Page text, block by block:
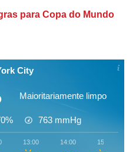
para Copa do Mundo
City
Maioritariamente limpo
763 mmHg
13:00 14:00 15:00